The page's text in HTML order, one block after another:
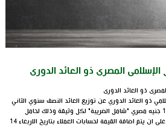
المصرى ذو العائد الدورى
ذو العائد الدورى
ذو العائد الدوري عن توزيع العائد النصف سنوي الثاني
لعام 2025م علي حملة الوثائق بمبلغ 10 جنيه مصري "شامل الضريبة" لكل وثيقة وذلك لحامل
الوثيقة حتي تاريخ 31 ديسمبر 2025م على ان يتم اضافة القيمة لحسابات العملاء بتاريخ الاربعاء 14